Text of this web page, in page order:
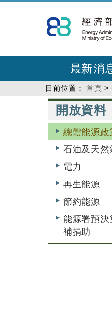
到
主
內
最新消
目前位置： 首頁 >
開放資料
總體能源政
石油及天然
電力
再生能源
節約能源
能源署預決
補捐助